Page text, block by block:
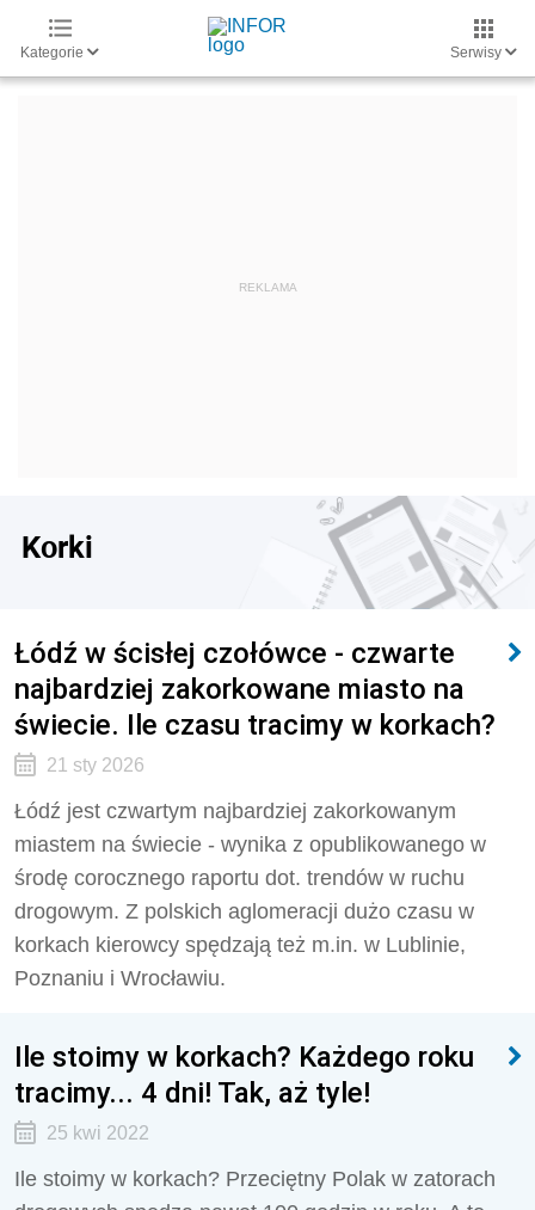
Kategorie Serwisy
Korki
Łódź w ścisłej czołówce - czwarte
najbardziej zakorkowane miasto na
świecie. Ile czasu tracimy w korkach?
21 sty 2026
Łódź jest czwartym najbardziej zakorkowanym
miastem na świecie - wynika z opublikowanego w
środę corocznego raportu dot. trendów w ruchu
drogowym. Z polskich aglomeracji dużo czasu w
korkach kierowcy spędzają też m.in. w Lublinie,
Poznaniu i Wrocławiu.
Ile stoimy w korkach? Każdego roku
tracimy... 4 dni! Tak, aż tyle!
25 kwi 2022
Ile stoimy w korkach? Przeciętny Polak w zatorach